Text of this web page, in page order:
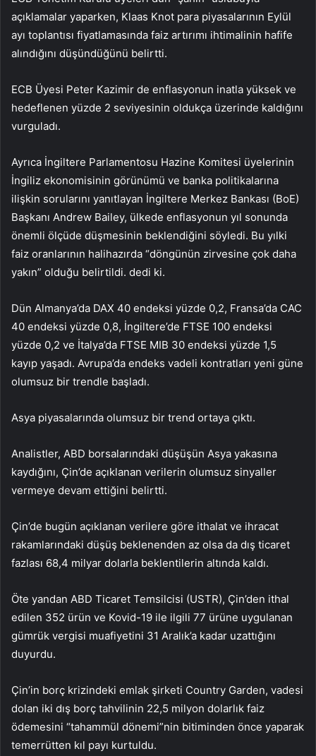
açıklamalar yaparken, Klaas Knot para piyasalarının Eylül
ayı toplantısı fiyatlamasında faiz artırımı ihtimalinin hafife
alındığını düşündüğünü belirtti.
ECB Üyesi Peter Kazimir de enflasyonun inatla yüksek ve
hedeflenen yüzde 2 seviyesinin oldukça üzerinde kaldığını
vurguladı.
Ayrıca İngiltere Parlamentosu Hazine Komitesi üyelerinin
İngiliz ekonomisinin görünümü ve banka politikalarına
ilişkin sorularını yanıtlayan İngiltere Merkez Bankası (BoE)
Başkanı Andrew Bailey, ülkede enflasyonun yıl sonunda
önemli ölçüde düşmesinin beklendiğini söyledi. Bu yılki
faiz oranlarının halihazırda “döngünün zirvesine çok daha
yakın” olduğu belirtildi. dedi ki.
Dün Almanya’da DAX 40 endeksi yüzde 0,2, Fransa’da CAC
40 endeksi yüzde 0,8, İngiltere’de FTSE 100 endeksi
yüzde 0,2 ve İtalya’da FTSE MIB 30 endeksi yüzde 1,5
kayıp yaşadı. Avrupa’da endeks vadeli kontratları yeni güne
olumsuz bir trendle başladı.
Asya piyasalarında olumsuz bir trend ortaya çıktı.
Analistler, ABD borsalarındaki düşüşün Asya yakasına
kaydığını, Çin’de açıklanan verilerin olumsuz sinyaller
vermeye devam ettiğini belirtti.
Çin’de bugün açıklanan verilere göre ithalat ve ihracat
rakamlarındaki düşüş beklenenden az olsa da dış ticaret
fazlası 68,4 milyar dolarla beklentilerin altında kaldı.
Öte yandan ABD Ticaret Temsilcisi (USTR), Çin’den ithal
edilen 352 ürün ve Kovid-19 ile ilgili 77 ürüne uygulanan
gümrük vergisi muafiyetini 31 Aralık’a kadar uzattığını
duyurdu.
Çin’in borç krizindeki emlak şirketi Country Garden, vadesi
dolan iki dış borç tahvilinin 22,5 milyon dolarlık faiz
ödemesini “tahammül dönemi”nin bitiminden önce yaparak
temerrütten kıl payı kurtuldu.